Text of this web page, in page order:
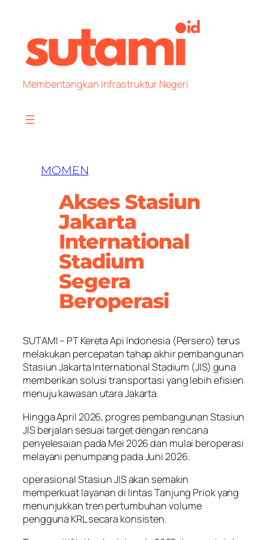
content
Membentangkan Infrastruktur Negeri
MOMEN
Akses Stasiun
Jakarta
International
Stadium
Segera
Beroperasi
SUTAMI – PT Kereta Api Indonesia (Persero) terus
melakukan percepatan tahap akhir pembangunan
Stasiun Jakarta International Stadium (JIS) guna
memberikan solusi transportasi yang lebih efisien
menuju kawasan utara Jakarta.
Hingga April 2026, progres pembangunan Stasiun
JIS berjalan sesuai target dengan rencana
penyelesaian pada Mei 2026 dan mulai beroperasi
melayani penumpang pada Juni 2026.
operasional Stasiun JIS akan semakin
memperkuat layanan di lintas Tanjung Priok yang
menunjukkan tren pertumbuhan volume
pengguna KRL secara konsisten.